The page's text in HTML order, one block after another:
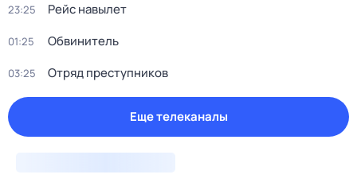
23:25 Рейс навылет
01:25 Обвинитель
03:25 Отряд преступников
Еще телеканалы